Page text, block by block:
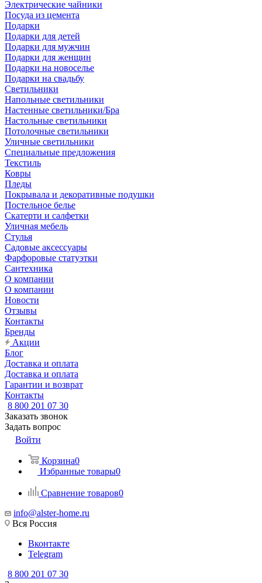
Электрические чайники
Посуда из цемента
Подарки
Подарки для детей
Подарки для мужчин
Подарки для женщин
Подарки на новоселье
Подарки на свадьбу
Светильники
Напольные светильники
Настенные светильники/Бра
Настольные светильники
Потолочные светильники
Уличные светильники
Специальные предложения
Текстиль
Ковры
Пледы
Покрывала и декоративные подушки
Постельное белье
Скатерти и салфетки
Уличная мебель
Стулья
Садовые аксессуары
Фарфоровые статуэтки
Сантехника
О компании
О компании
Новости
Отзывы
Контакты
Бренды
Акции
Блог
Доставка и оплата
Доставка и оплата
Гарантии и возврат
Контакты
8 800 201 07 30
Заказать звонок
Задать вопрос
Войти
Корзина0
Избранные товары0
Сравнение товаров0
info@alster-home.ru
Вся Россия
Вконтакте
Telegram
8 800 201 07 30